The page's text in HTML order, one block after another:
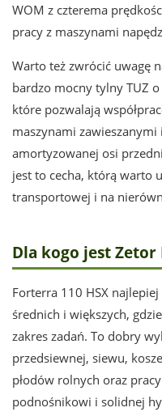
WOM z czterema
pracy z maszynami
Warto też zwrócić uwagę
bardzo mocny tylny TUZ
które pozwalają
maszynami
amortyzowanej osi
jest to cecha, którą warto
transportowej i na
Dla kogo jest Zetor
Forterra 110 HSX
średnich i większych,
zakres zadań. To dobry
przedsiewnej, siewu,
płodów rolnych oraz
podnośnikowi i solidnej